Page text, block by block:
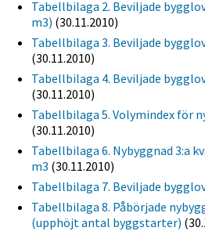
Tabellbilaga 2. Beviljade
m3) (30.11.2010)
Tabellbilaga 3. Beviljade
(30.11.2010)
Tabellbilaga 4. Beviljade
(30.11.2010)
Tabellbilaga 5. Volymindex för
(30.11.2010)
Tabellbilaga 6. Nybyggnad 3:a
m3 (30.11.2010)
Tabellbilaga 7. Beviljade
Tabellbilaga 8. Påbörjade
(upphöjt antal byggstarter)